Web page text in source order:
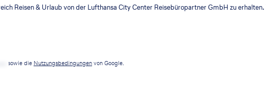
Reisen & Urlaub von der Lufthansa City Center Reisebüropartner GmbH zu
sowie die Nutzungsbedingungenvon Google.